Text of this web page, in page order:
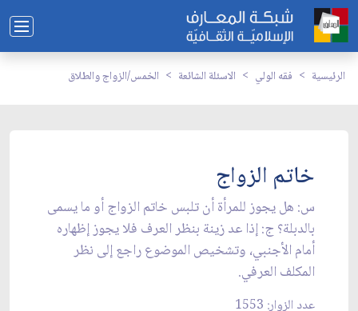
الرئيسية فقه الولي الاسئلة الشائعة الخمس/الزواج والطلاق
خاتم الزواج
س: هل يجوز للمرأة أن تلبس خاتم الزواج أو ما يسمى
بالدبلة؟ ج: إذا عد زينة بنظر العرف فلا يجوز إظهاره
أمام الأجنبي، وتشخيص الموضوع راجع إلى نظر
المكلف العرفي.
عدد الزوار: 1553